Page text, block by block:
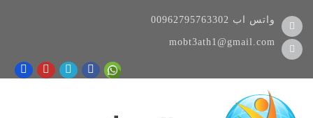
00962795763302 واتس اب
mobt3ath1@gmail.com